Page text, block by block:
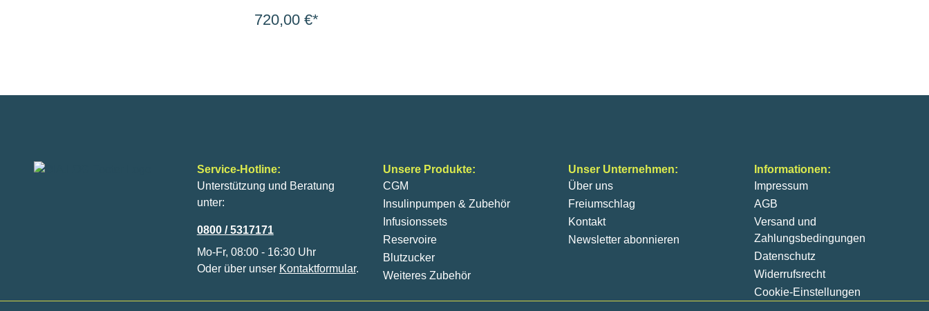
720,00 €*
Service-Hotline:
Unterstützung und Beratung
unter:
0800 / 5317171
Mo-Fr, 08:00 - 16:30 Uhr
Oder über unser Kontaktformular.
Unsere Produkte:
CGM
Insulinpumpen & Zubehör
Infusionssets
Reservoire
Blutzucker
Weiteres Zubehör
Unser Unternehmen:
Über uns
Freiumschlag
Kontakt
Newsletter abonnieren
Informationen:
Impressum
AGB
Versand und
Zahlungsbedingungen
Datenschutz
Widerrufsrecht
Cookie-Einstellungen